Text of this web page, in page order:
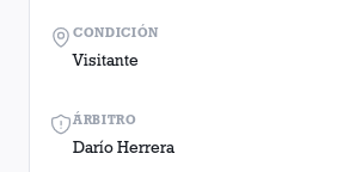
ÁRBITRO
Darío Herrera
CONDICIÓN
Visitante